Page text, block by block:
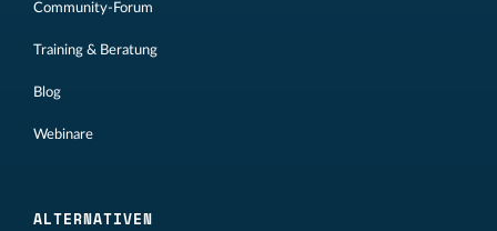
Community-Forum
Training & Beratung
Blog
Webinare
ALTERNATIVEN